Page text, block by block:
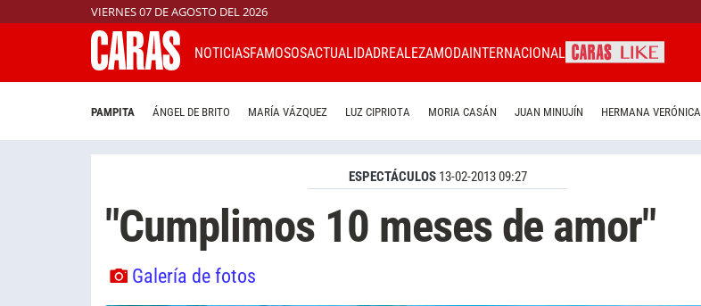
VIERNES 07 DE AGOSTO DEL 2026
NOTICIASFAMOSOSACTUALIDADREALEZAMODAINTERNACIONAL
PAMPITA ÁNGEL DE BRITO MARÍA VÁZQUEZ LUZ CIPRIOTA MORIA CASÁN JUAN MINUJÍN HERMANA VERÓNICA
ESPECTÁCULOS 13-02-2013 09:27
"Cumplimos 10 meses de amor"
Galería de fotos